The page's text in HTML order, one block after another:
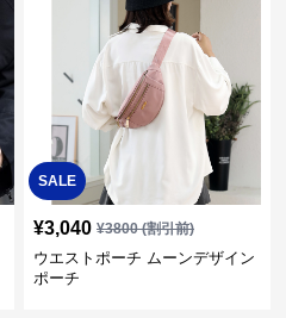
SALE
¥3,040 ¥3800(割引前)
ウエストポーチ ムーンデザイン
ポーチ